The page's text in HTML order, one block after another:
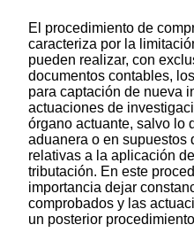
El procedimiento de
caracteriza por la
pueden realizar, con
documentos contables,
para captación de nueva
actuaciones de
órgano actuante, salvo lo
aduanera o en supuestos
relativas a la aplicación
tributación. En este
importancia dejar
comprobados y las
un posterior